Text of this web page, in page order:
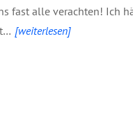
fast alle verachten! Ich
[weiterlesen]